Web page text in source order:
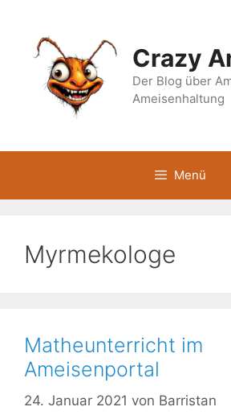
springen
Crazy
Der Blog über
Ameisenhaltung
Menü
Myrmekologe
Matheunterricht im
Ameisenportal
24. Januar 2021 von Barristan